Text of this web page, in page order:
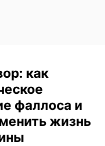
как
фаллоса и
жизнь